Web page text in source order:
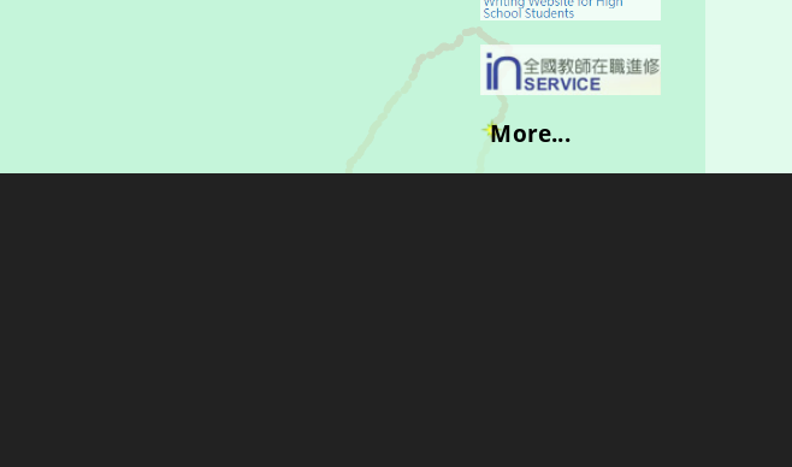
More...